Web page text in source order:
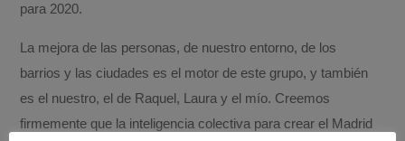
para 2020.
La mejora de las personas, de nuestro entorno, de los
barrios y las ciudades es el motor de este grupo, y también
es el nuestro, el de Raquel, Laura y el mío. Creemos
firmemente que la inteligencia colectiva para crear el Madrid